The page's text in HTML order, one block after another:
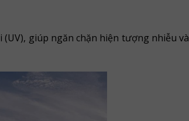
giúp ngăn chặn hiện tượng nhiễu và